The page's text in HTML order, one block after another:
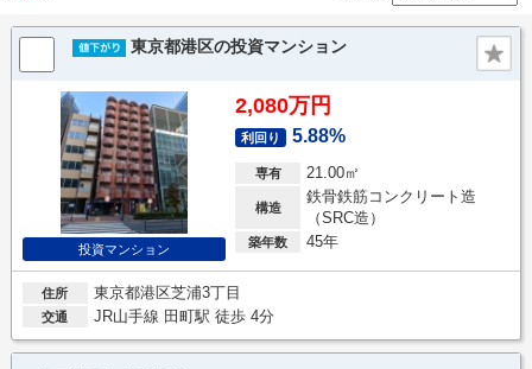
東京都港区の投資マンション
投資マンション
2,080万円
利回り 5.88%
専有 21.00㎡
構造
鉄骨鉄筋コンクリート造
（SRC造）
築年数 45年
住所 東京都港区芝浦3丁目
交通 JR山手線 田町駅 徒歩 4分